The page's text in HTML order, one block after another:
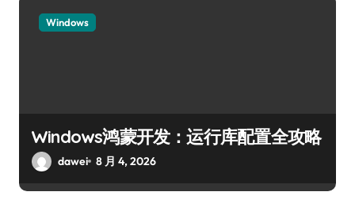
Windows
Windows鸿蒙开发：运行库配置全攻略
dawei 8 月 4, 2026